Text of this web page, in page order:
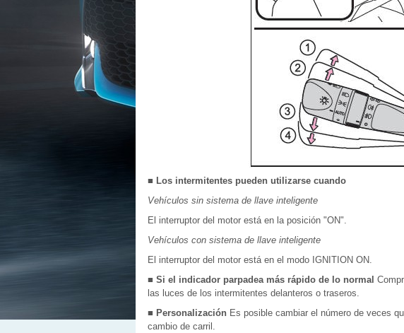
■ Los intermitentes pueden utilizarse cuando
Vehículos sin sistema de llave inteligente
El interruptor del motor está en la posición "ON".
Vehículos con sistema de llave inteligente
El interruptor del motor está en el modo IGNITION ON.
■ Si el indicador parpadea más rápido de lo normal
las luces de los intermitentes delanteros o traseros.
■ Personalización Es posible cambiar el número de veces
cambio de carril.